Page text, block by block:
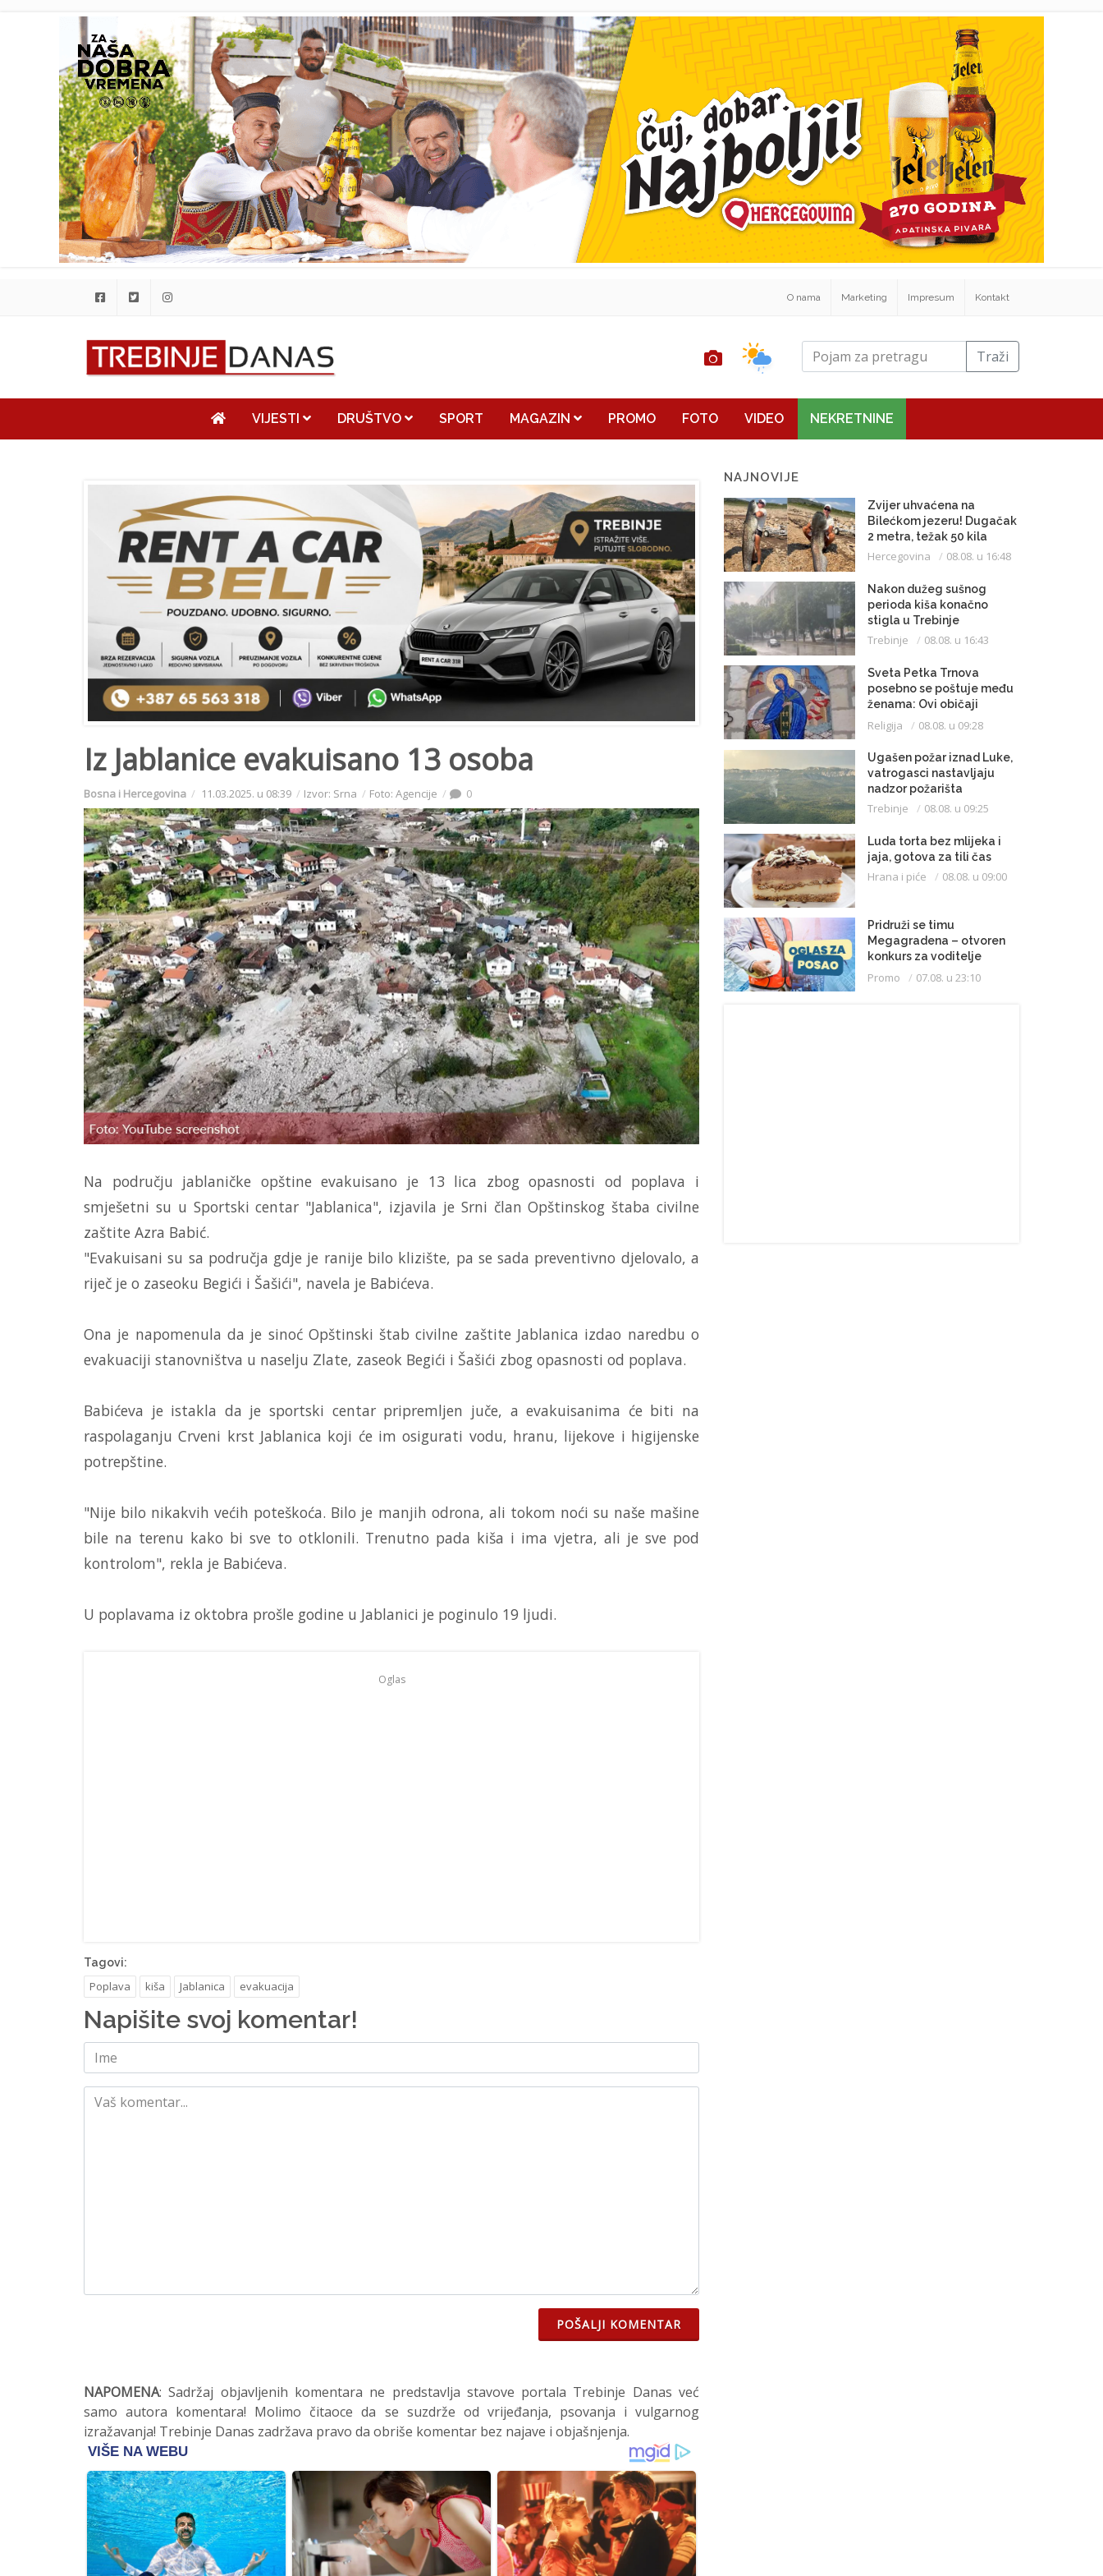
O nama Marketing Impresum Kontakt
Traži
VIJESTI DRUŠTVO SPORT MAGAZIN PROMO FOTO VIDEO NEKRETNINE
Iz Jablanice evakuisano 13 osoba
Bosna i Hercegovina 11.03.2025. u 08:39 Izvor: Srna Foto: Agencije 0
Na području jablaničke opštine evakuisano je 13 lica zbog opasnosti od poplava i
smješetni su u Sportski centar "Jablanica", izjavila je Srni član Opštinskog štaba civilne
zaštite Azra Babić.
"Evakuisani su sa područja gdje je ranije bilo klizište, pa se sada preventivno djelovalo, a
riječ je o zaseoku Begići i Šašići", navela je Babićeva.
Ona je napomenula da je sinoć Opštinski štab civilne zaštite Jablanica izdao naredbu o
evakuaciji stanovništva u naselju Zlate, zaseok Begići i Šašići zbog opasnosti od poplava.
Babićeva je istakla da je sportski centar pripremljen juče, a evakuisanima će biti na
raspolaganju Crveni krst Jablanica koji će im osigurati vodu, hranu, lijekove i higijenske
potrepštine.
"Nije bilo nikakvih većih poteškoća. Bilo je manjih odrona, ali tokom noći su naše mašine
bile na terenu kako bi sve to otklonili. Trenutno pada kiša i ima vjetra, ali je sve pod
kontrolom", rekla je Babićeva.
U poplavama iz oktobra prošle godine u Jablanici je poginulo 19 ljudi.
Oglas
Tagovi:
Poplava kiša Jablanica evakuacija
Napišite svoj komentar!
POŠALJI KOMENTAR
NAPOMENA: Sadržaj objavljenih komentara ne predstavlja stavove portala Trebinje Danas već
samo autora komentara! Molimo čitaoce da se suzdrže od vrijeđanja, psovanja i vulgarnog
izražavanja! Trebinje Danas zadržava pravo da obriše komentar bez najave i objašnjenja.
NAJNOVIJE
Zvijer uhvaćena na
Bilećkom jezeru! Dugačak
2 metra, težak 50 kila
Hercegovina 08.08. u 16:48
Nakon dužeg sušnog
perioda kiša konačno
stigla u Trebinje
Trebinje 08.08. u 16:43
Sveta Petka Trnova
posebno se poštuje među
ženama: Ovi običaji
vijekovima se čuvaju
Religija 08.08. u 09:28
Ugašen požar iznad Luke,
vatrogasci nastavljaju
nadzor požarišta
Trebinje 08.08. u 09:25
Luda torta bez mlijeka i
jaja, gotova za tili čas
Hrana i piće 08.08. u 09:00
Pridruži se timu
Megagradena – otvoren
konkurs za voditelje
gradilišta
Promo 07.08. u 23:10